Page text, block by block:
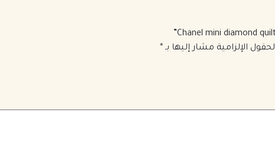
الإلزامية مشار إليها بـ *